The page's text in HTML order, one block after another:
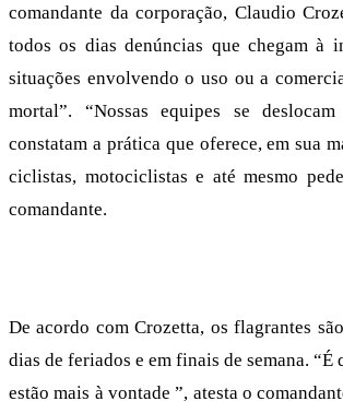
comandante da corporação, Claudio
todos os dias denúncias que chegam à
situações envolvendo o uso ou a
mortal”. “Nossas equipes se
constatam a prática que oferece, em sua
ciclistas, motociclistas e até mesmo
comandante.
De acordo com Crozetta, os flagrantes
dias de feriados e em finais de semana. “É
estão mais à vontade ”, atesta o